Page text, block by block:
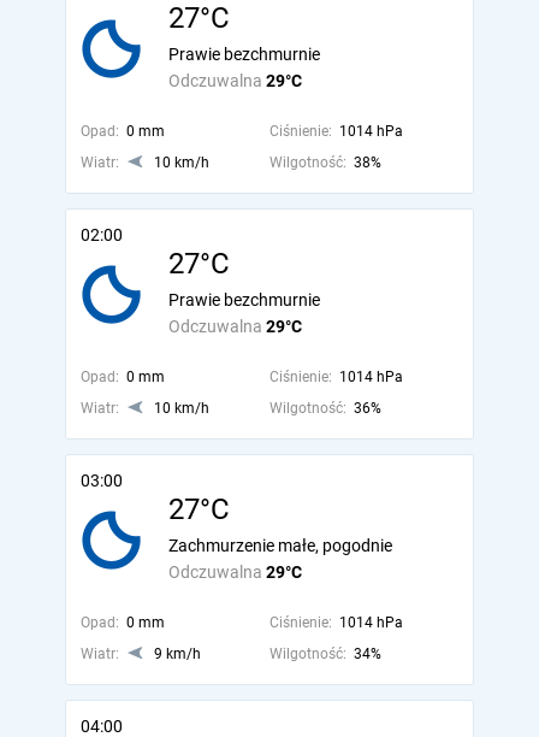
27°C
Odczuwalna 29°C
Prawie bezchmurnie
Opad: 0 mm Ciśnienie: 1014 hPa
Wiatr:
10 km/h Wilgotność: 38%
02:00
27°C
Odczuwalna 29°C
Prawie bezchmurnie
Opad: 0 mm Ciśnienie: 1014 hPa
Wiatr:
10 km/h Wilgotność: 36%
03:00
27°C
Odczuwalna 29°C
Zachmurzenie małe, pogodnie
Opad: 0 mm Ciśnienie: 1014 hPa
Wiatr:
9 km/h Wilgotność: 34%
04:00